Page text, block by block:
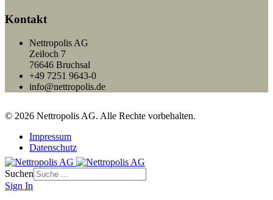
Kontakt
Nettropolis AG
Zeiloch 7
76646 Bruchsal
+49 7251 9643-0
info@nettropolis.de
© 2026 Nettropolis AG. Alle Rechte vorbehalten.
Impressum
Datenschutz
Suchen
Sign In